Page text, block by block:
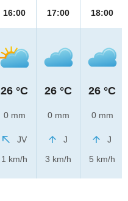
16:00
26 °C
0 mm
JV
1 km/h
17:00
26 °C
0 mm
J
3 km/h
18:00
26 °C
0 mm
J
5 km/h